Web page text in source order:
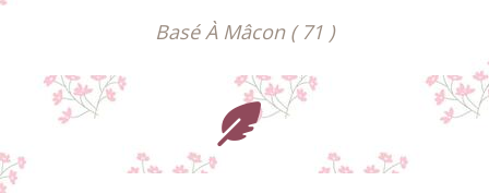
Basé À Mâcon ( 71 )
